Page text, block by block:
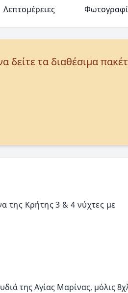
Λεπτομέρειες
δείτε τα διαθέσιμα
της Κρήτης 3 & 4 νύχτες με
της Αγίας Μαρίνας, μόλις